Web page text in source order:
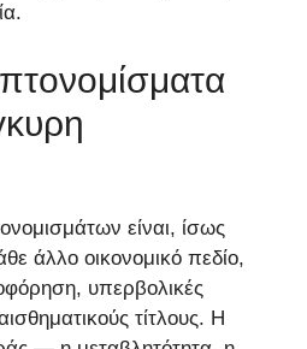
είναι, ίσως
άλλο οικονομικό πεδίο,
υπερβολικές
τίτλους. Η